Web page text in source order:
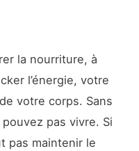
la nourriture, à
l’énergie, votre
votre corps. Sans
pas vivre. Si
pas maintenir le